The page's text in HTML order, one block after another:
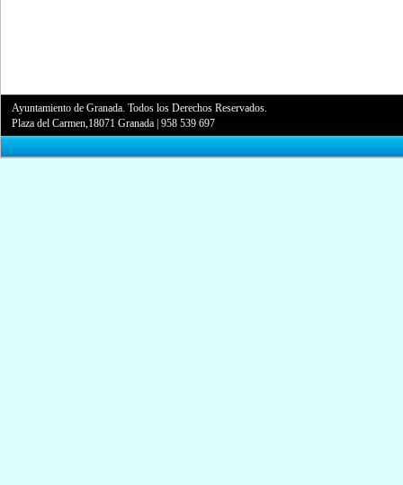
Ayuntamiento de Granada. Todos los Derechos Reservados.
Plaza del Carmen,18071 Granada |958 539 697